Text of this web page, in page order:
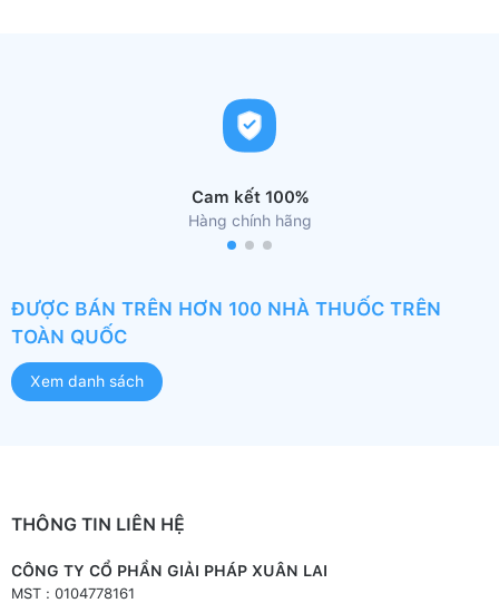
Cam kết 100%
Hàng chính hãng
ĐƯỢC BÁN TRÊN HƠN 100 NHÀ THUỐC TRÊN
TOÀN QUỐC
Xem danh sách
THÔNG TIN LIÊN HỆ
CÔNG TY CỔ PHẦN GIẢI PHÁP XUÂN LAI
MST : 0104778161